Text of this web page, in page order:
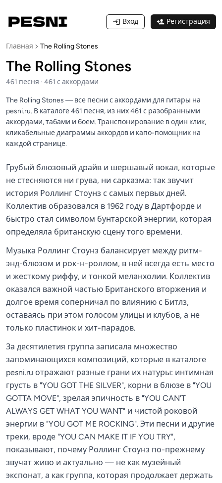
Вход Регистрация
Главная The Rolling Stones
The Rolling Stones
461 песня · 461 с аккордами
The Rolling Stones — все песни с аккордами для гитары на
pesni.ru. В каталоге 461 песня, из них 461 с разобранными
аккордами, табами и боем. Транспонирование в один клик,
кликабельные диаграммы аккордов и капо-помощник на
каждой странице.
Грубый блюзовый драйв и шершавый вокал, которые
не стесняются ни грува, ни сарказма: так звучит
история Роллинг Стоунз с самых первых дней.
Коллектив образовался в 1962 году в Дартфорде и
быстро стал символом бунтарской энергии, которая
определяла британскую сцену того времени.
Музыка Роллинг Стоунз балансирует между ритм-
энд-блюзом и рок-н-роллом, в ней всегда есть место
и жесткому риффу, и тонкой меланхолии. Коллектив
оказался важной частью Британского вторжения и
долгое время соперничал по влиянию с Битлз,
оставаясь при этом голосом улицы и клубов, а не
только пластинок и хит-парадов.
За десятилетия группа записала множество
запоминающихся композиций, которые в каталоге
pesni.ru отражают разные грани их натуры: интимная
грусть в "YOU GOT THE SILVER", корни в блюзе в "YOU
GOTTA MOVE", зрелая эпичность в "YOU CAN'T
ALWAYS GET WHAT YOU WANT" и чистой роковой
энергии в "YOU GOT ME ROCKING". Эти песни и другие
треки, вроде "YOU CAN MAKE IT IF YOU TRY",
показывают, почему Роллинг Стоунз по-прежнему
звучат живо и актуально — не как музейный
экспонат, а как группа, которая продолжает держать